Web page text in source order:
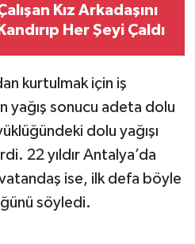
Kız Arkadaşını
Kandırıp Her Şeyi Çaldı
kurtulmak için iş
yağış sonucu adeta dolu
dolu yağışı
22 yıldır Antalya’da
ise, ilk defa böyle
söyledi.